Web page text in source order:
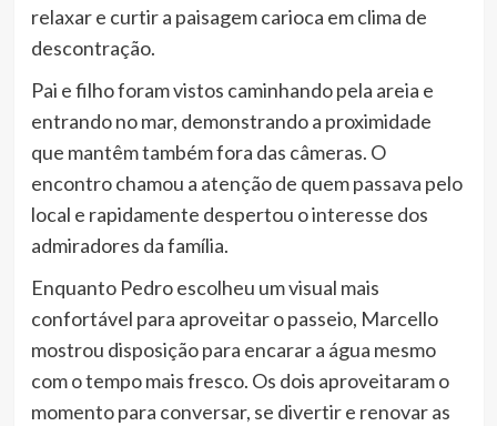
relaxar e curtir a paisagem carioca em clima de
descontração.
Pai e filho foram vistos caminhando pela areia e
entrando no mar, demonstrando a proximidade
que mantêm também fora das câmeras. O
encontro chamou a atenção de quem passava pelo
local e rapidamente despertou o interesse dos
admiradores da família.
Enquanto Pedro escolheu um visual mais
confortável para aproveitar o passeio, Marcello
mostrou disposição para encarar a água mesmo
com o tempo mais fresco. Os dois aproveitaram o
momento para conversar, se divertir e renovar as